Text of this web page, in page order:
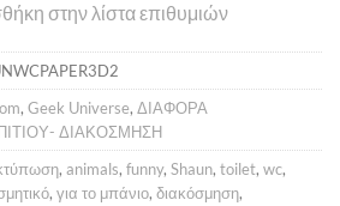
είναι:
14,00 €.
στην λίστα επιθυμιών
, Geek Universe, ΔΙΑΦΟΡΑ
ΔΙΑΚΟΣΜΗΣΗ
, animals, funny, Shaun, toilet, wc,
, για το μπάνιο, διακόσμηση,